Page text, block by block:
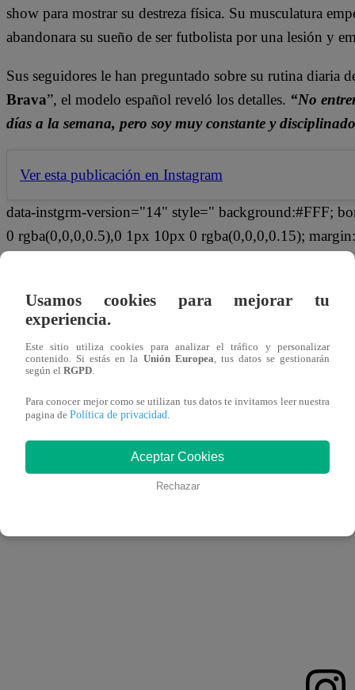
show para mostrar su destreza física. Su musculatura
abandonara su sueño de ser futbolista por una lesión y
Sus seguidores le han preguntado sobre su rutina diaria
Brava”, el modelo español reveló los detalles. “No
días a la semana, pero soy muy constante y
Ver esta publicación en Instagram
data-instgrm-version="14" style=" background:#FFF;
0 rgba(0,0,0,0.5),0 1px 10px 0 rgba(0,0,0,0.15);
padding:0; width:99.375%; width:-webkit-calc(100% -
Ver esta publicación en Instagram
style=" background:#FFFFFF; line-height:0;
Usamos cookies para mejorar tu
experiencia.
Este sitio utiliza cookies para analizar el tráfico y personalizar
contenido. Si estás en la Unión Europea , tus datos se gestionarán
según el RGPD
Para conocer mejor como se utilizan tus datos te invitamos leer nuestra
pagina de Política de privacidad
Aceptar Cookies
Rechazar